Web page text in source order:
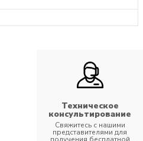
Техническое
консультирование
Свяжитесь с нашими
представителями для